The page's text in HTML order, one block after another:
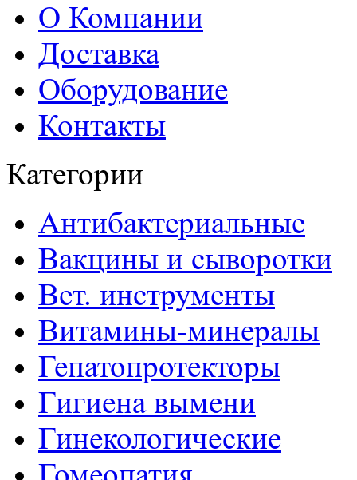
О Компании
Доставка
Оборудование
Контакты
Категории
Антибактериальные
Вакцины и сыворотки
Вет. инструменты
Витамины-минералы
Гепатопротекторы
Гигиена вымени
Гинекологические